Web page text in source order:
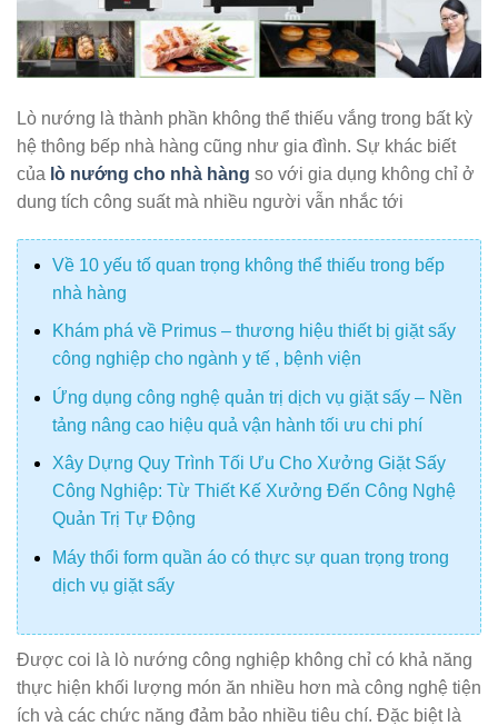
Lò nướng là thành phần không thể thiếu vắng trong bất kỳ
hệ thông bếp nhà hàng cũng như gia đình. Sự khác biết
của lò nướng cho nhà hàng so với gia dụng không chỉ ở
dung tích công suất mà nhiều người vẫn nhắc tới
Về 10 yếu tố quan trọng không thể thiếu trong bếp
nhà hàng
Khám phá về Primus – thương hiệu thiết bị giặt sấy
công nghiệp cho ngành y tế , bệnh viện
Ứng dụng công nghệ quản trị dịch vụ giặt sấy – Nền
tảng nâng cao hiệu quả vận hành tối ưu chi phí
Xây Dựng Quy Trình Tối Ưu Cho Xưởng Giặt Sấy
Công Nghiệp: Từ Thiết Kế Xưởng Đến Công Nghệ
Quản Trị Tự Động
Máy thổi form quần áo có thực sự quan trọng trong
dịch vụ giặt sấy
Được coi là lò nướng công nghiệp không chỉ có khả năng
thực hiện khối lượng món ăn nhiều hơn mà công nghệ tiện
ích và các chức năng đảm bảo nhiều tiêu chí. Đặc biệt là